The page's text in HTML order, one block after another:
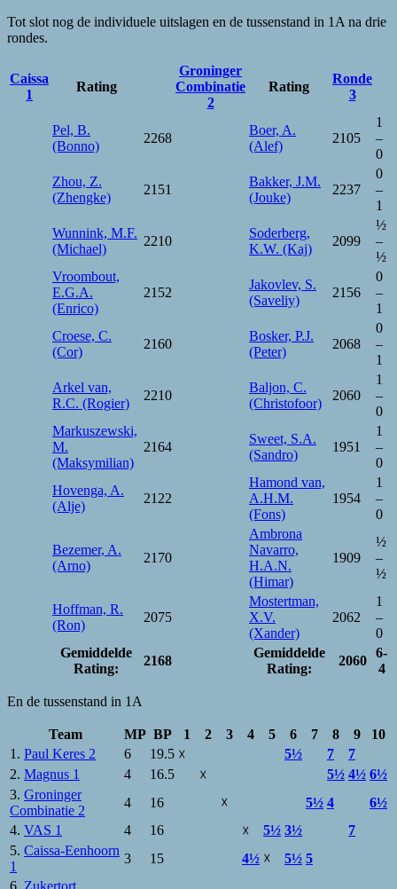
Tot slot nog de individuele uitslagen en de tussenstand in 1A na drie
rondes.
Caissa
1
Rating
Groninger
Combinatie
2
Rating
Ronde
3
Pel, B.
(Bonno)
2268
Boer, A.
(Alef)
2105
1
–
0
Zhou, Z.
(Zhengke)
2151
Bakker, J.M.
(Jouke)
2237
0
–
1
Wunnink, M.F.
(Michael)
2210
Soderberg,
K.W. (Kaj)
2099
½
–
½
Vroombout,
E.G.A.
(Enrico)
2152
Jakovlev, S.
(Saveliy)
2156
0
–
1
Croese, C.
(Cor)
2160
Bosker, P.J.
(Peter)
2068
0
–
1
Arkel van,
R.C. (Rogier)
2210
Baljon, C.
(Christofoor)
2060
1
–
0
Markuszewski,
M.
(Maksymilian)
2164
Sweet, S.A.
(Sandro)
1951
1
–
0
Hovenga, A.
(Alje)
2122
Hamond van,
A.H.M.
(Fons)
1954
1
–
0
Bezemer, A.
(Arno)
2170
Ambrona
Navarro,
H.A.N.
(Himar)
1909
½
–
½
Hoffman, R.
(Ron)
2075
Mostertman,
X.V.
(Xander)
2062
1
–
0
Gemiddelde
Rating:
2168
Gemiddelde
Rating:
2060
6-
4
En de tussenstand in 1A
Team MP BP 1 2 3 4 5 6 7 8 9
10
1. Paul Keres 2 6 19.5 ☓ 5½ 7
7
2. Magnus 1 4 16.5 ☓ 5½ 4½ 6½
3. Groninger
Combinatie 2
4 16 ☓ 5½ 4
6½
4. VAS 1 4 16 ☓ 5½ 3½
7
5. Caissa-Eenhoorn
1
3 15 4½ ☓ 5½ 5
6. Zukertort